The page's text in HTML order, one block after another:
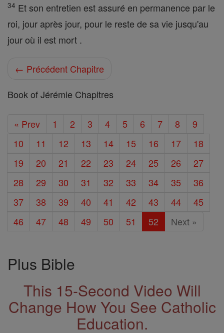
34 Et son entretien est assuré en permanence par le
roi, jour après jour, pour le reste de sa vie jusqu'au
jour où il est mort .
← Précédent Chapitre
Book of Jérémie Chapitres
« Prev 1 2 3 4 5 6 7 8
9
10
11 12 13 14 15 16 17
18
19
20 21 22 23 24 25 26
27
28
29 30 31 32 33 34 35
36
37
38 39 40 41 42 43 44
45
46
47 48 49 50 51 52 Next »
Plus Bible
This 15-Second Video Will
Change How You See Catholic
Education.